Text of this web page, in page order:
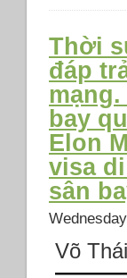
Thời
đáp
bay
Elon
visa
sân
Võ